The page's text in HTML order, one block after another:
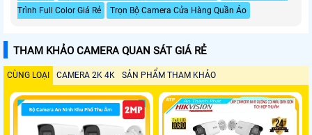
Trình Full Color Giá Rẻ
Trọn Bộ Camera Cửa Hàng Quần Áo
THAM KHẢO CAMERA QUAN SÁT GIÁ RẺ
CÙNG LOẠI CAMERA 2K 4K SẢN PHẨM THAM KHẢO